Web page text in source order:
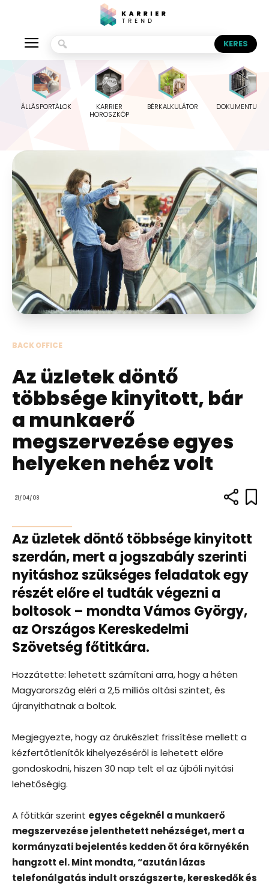
ÁLLÁSPORTÁLOK
KARRIER
HOROSZKÓP
BÉRKALKULÁTOR
BACK OFFICE
Az üzletek döntő
többsége kinyitott, bár
a munkaerő
megszervezése egyes
helyeken nehéz volt
21/04/08
Az üzletek döntő többsége kinyitott
szerdán, mert a jogszabály szerinti
nyitáshoz szükséges feladatok egy
részét előre el tudták végezni a
boltosok – mondta Vámos György,
az Országos Kereskedelmi
Szövetség főtitkára.
Hozzátette: lehetett számítani arra, hogy a héten
Magyarország eléri a 2,5 milliós oltási szintet, és
újranyithatnak a boltok.
Megjegyezte, hogy az árukészlet frissítése mellett a
kézfertőtlenítők kihelyezéséről is lehetett előre
gondoskodni, hiszen 30 nap telt el az újbóli nyitási
lehetőségig.
A főtitkár szerint egyes cégeknél a munkaerő
megszervezése jelenthetett nehézséget, mert a
kormányzati bejelentés kedden öt óra környékén
hangzott el. Mint mondta, “azután lázas
telefonálgatás indult országszerte, kereskedők és